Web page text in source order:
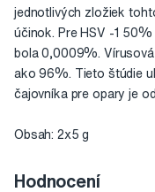
jednotlivých zložiek
účinok. Pre HSV -1 50%
bola 0,0009%.
ako 96%. Tieto štúdie
čajovníka pre opary je
Obsah: 2x5 g
Hodnocení